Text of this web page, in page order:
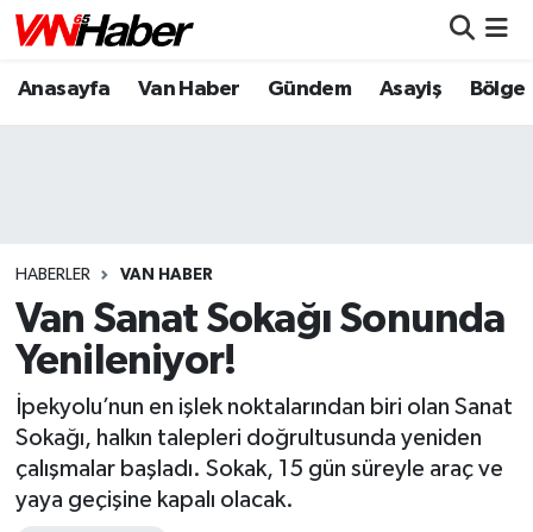
Anasayfa Van Haber Gündem Asayiş Bölge
HABERLER VAN HABER
Van Sanat Sokağı Sonunda
Yenileniyor!
İpekyolu’nun en işlek noktalarından biri olan Sanat
Sokağı, halkın talepleri doğrultusunda yeniden
çalışmalar başladı. Sokak, 15 gün süreyle araç ve
yaya geçişine kapalı olacak.
Nöbetçi Eczaneler
Puan Durumu ve Fikstür
Tüm Manşetler
Son Dakika Haberleri
Haber Arşivi